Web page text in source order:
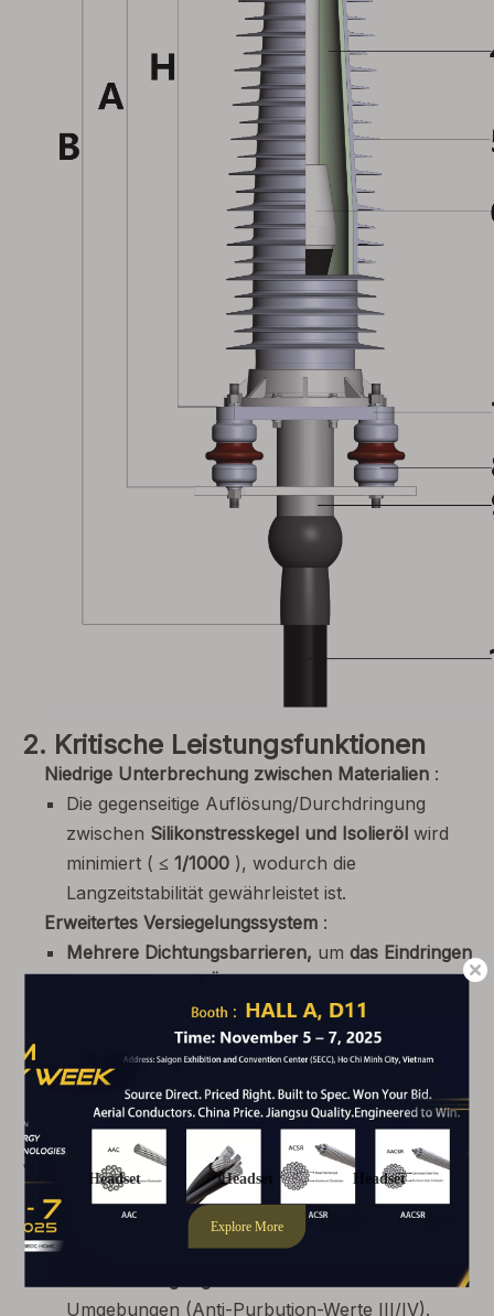
2. Kritische Leistungsfunktionen
Niedrige Unterbrechung zwischen Materialien :
Die gegenseitige Auflösung/Durchdringung
zwischen Silikonstresskegel und Isolieröl wird
minimiert ( ≤ 1/1000 ), wodurch die
Langzeitstabilität gewährleistet ist.
Erweitertes Versiegelungssystem :
Mehrere Dichtungsbarrieren, um das Eindringen
Dichtungen ausimportiertem NBR oder
Silikongummizur Haltbarkeit.
Korrosionsbeständige Befestigungselemente
Edelstahl-Hardwaremit wasserdichtes
Versiegelung für langfristige Zuverlässigkeit.
3. Anwendungen und Leistungen
Ideal für:
Hochspannungsleitungen im Freien
(bis zur
vorgewiesenen Spannungsklasse).
Umgebungen (Anti-Purbution-Werte III/IV).